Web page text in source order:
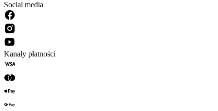
Social media
Kanały płatności